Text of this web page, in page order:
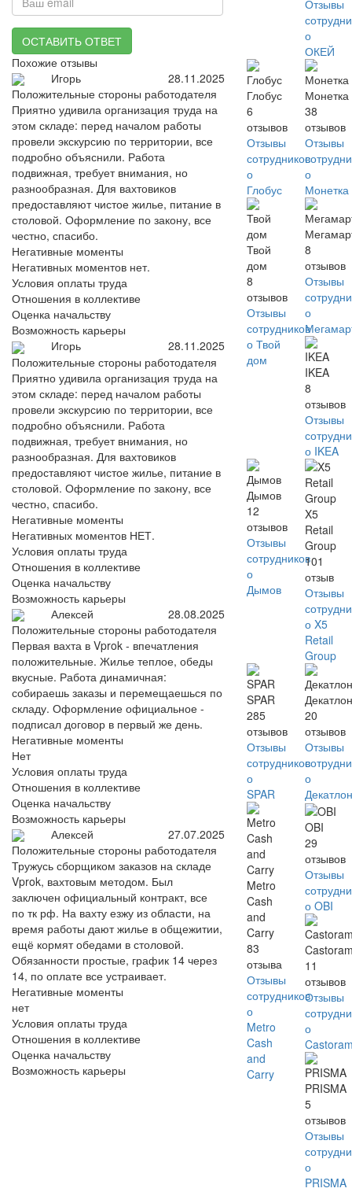
ОСТАВИТЬ ОТВЕТ
Похожие отзывы
Игорь
28.11.2025
Положительные стороны работодателя
Приятно удивила организация труда на
этом складе: перед началом работы
провели экскурсию по территории, все
подробно объяснили. Работа
подвижная, требует внимания, но
разнообразная. Для вахтовиков
предоставляют чистое жилье, питание в
столовой. Оформление по закону, все
честно, спасибо.
Негативные моменты
Негативных моментов нет.
Условия оплаты труда
Отношения в коллективе
Оценка начальству
Возможность карьеры
Игорь
28.11.2025
Положительные стороны работодателя
Приятно удивила организация труда на
этом складе: перед началом работы
провели экскурсию по территории, все
подробно объяснили. Работа
подвижная, требует внимания, но
разнообразная. Для вахтовиков
предоставляют чистое жилье, питание в
столовой. Оформление по закону, все
честно, спасибо.
Негативные моменты
Негативных моментов НЕТ.
Условия оплаты труда
Отношения в коллективе
Оценка начальству
Возможность карьеры
Алексей
28.08.2025
Положительные стороны работодателя
Первая вахта в Vprok - впечатления
положительные. Жилье теплое, обеды
вкусные. Работа динамичная:
собираешь заказы и перемещаешься по
складу. Оформление официальное -
подписал договор в первый же день.
Негативные моменты
Нет
Условия оплаты труда
Отношения в коллективе
Оценка начальству
Возможность карьеры
Алексей
27.07.2025
Положительные стороны работодателя
Тружусь сборщиком заказов на складе
Vprok, вахтовым методом. Был
заключен официальный контракт, все
по тк рф. На вахту езжу из области, на
время работы дают жилье в общежитии,
ещё кормят обедами в столовой.
Обязанности простые, график 14 через
14, по оплате все устраивает.
Негативные моменты
нет
Условия оплаты труда
Отношения в коллективе
Оценка начальству
Возможность карьеры
Отзывы
о
ОКЕЙ
Глобус
6
отзывов
Отзывы
сотрудников
о
Глобус
Монетка
38
отзывов
Отзывы
о
Монетка
Твой
дом
8
отзывов
Отзывы
сотрудников
о Твой
дом
8
отзывов
Отзывы
о
IKEA
8
отзывов
Отзывы
о IKEA
Дымов
12
отзывов
Отзывы
сотрудников
о
Дымов
X5
Retail
Group
101
отзыв
Отзывы
о X5
Retail
Group
SPAR
285
отзывов
Отзывы
сотрудников
о
SPAR
20
отзывов
Отзывы
о
Metro
Cash
and
Carry
83
отзыва
Отзывы
сотрудников
о
Metro
Cash
and
Carry
OBI
29
отзывов
Отзывы
о OBI
11
отзывов
Отзывы
о
PRISMA
5
отзывов
Отзывы
о
PRISMA